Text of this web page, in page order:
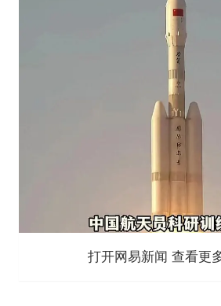
打开网易新闻 查看更